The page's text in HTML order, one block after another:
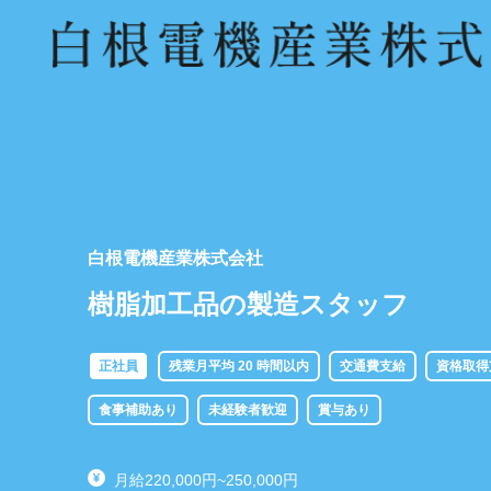
白根電機産業株式会社
樹脂加工品の製造スタッフ
正社員 残業月平均 20 時間以内 交通費支給 資格取
食事補助あり 未経験者歓迎 賞与あり
月給220,000円~250,000円